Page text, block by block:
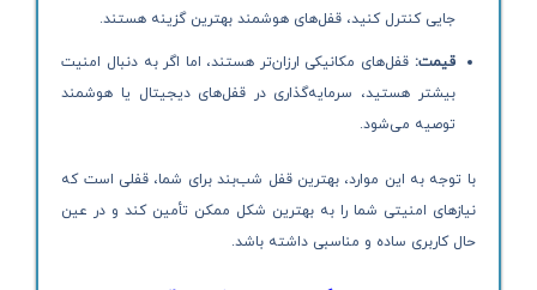
جایی کنترل کنید، قفل‌های هوشمند بهترین گزینه هستند.
قیمت: قفل‌های مکانیکی ارزان‌تر هستند، اما اگر به دنبال امنیت
بیشتر هستید، سرمایه‌گذاری در قفل‌های دیجیتال یا هوشمند
توصیه می‌شود.
با توجه به این موارد، بهترین قفل شب‌بند برای شما، قفلی است که
نیازهای امنیتی شما را به بهترین شکل ممکن تأمین کند و در عین
حال کاربری ساده و مناسبی داشته باشد.